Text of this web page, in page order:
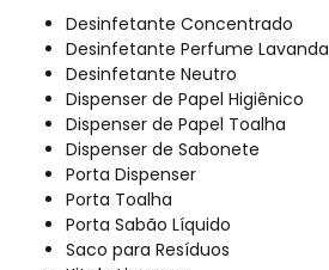
Desinfetante Concentrado
Desinfetante Perfume Lavanda
Desinfetante Neutro
Dispenser de Papel Higiênico
Dispenser de Papel Toalha
Dispenser de Sabonete
Porta Dispenser
Porta Toalha
Porta Sabão Líquido
Saco para Resíduos